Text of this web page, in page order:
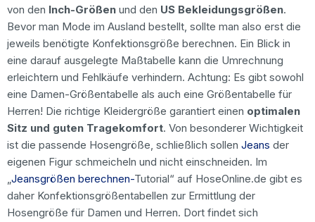
von den Inch-Größen und den US Bekleidungsgrößen.
Bevor man Mode im Ausland bestellt, sollte man also erst die
jeweils benötigte Konfektionsgröße berechnen. Ein Blick in
eine darauf ausgelegte Maßtabelle kann die Umrechnung
erleichtern und Fehlkäufe verhindern. Achtung: Es gibt sowohl
eine Damen-Größentabelle als auch eine Größentabelle für
Herren! Die richtige Kleidergröße garantiert einen optimalen
Sitz und guten Tragekomfort. Von besonderer Wichtigkeit
ist die passende Hosengröße, schließlich sollen Jeans der
eigenen Figur schmeicheln und nicht einschneiden. Im
„Jeansgrößen berechnen-Tutorial“ auf HoseOnline.de gibt es
daher Konfektionsgrößentabellen zur Ermittlung der
Hosengröße für Damen und Herren. Dort findet sich